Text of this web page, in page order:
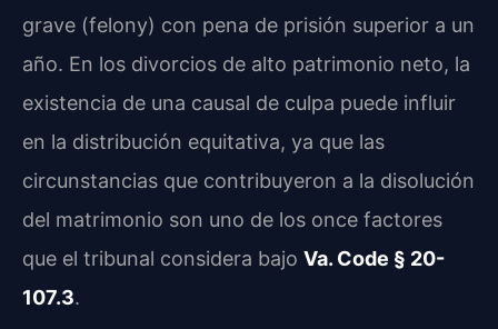
grave (felony) con pena de prisión superior a un
año. En los divorcios de alto patrimonio neto, la
existencia de una causal de culpa puede influir
en la distribución equitativa, ya que las
circunstancias que contribuyeron a la disolución
del matrimonio son uno de los once factores
que el tribunal considera bajo Va. Code § 20-
107.3.